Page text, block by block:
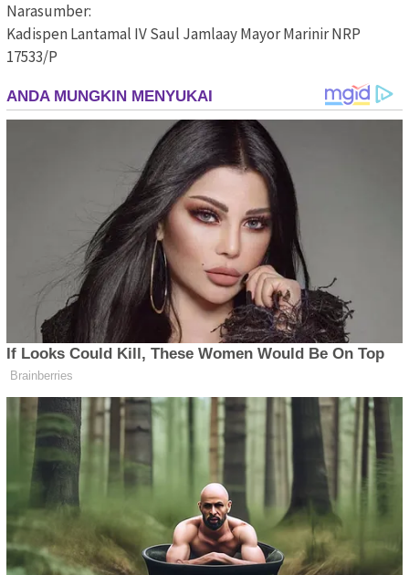
Narasumber:
Kadispen Lantamal IV Saul Jamlaay Mayor Marinir NRP
17533/P